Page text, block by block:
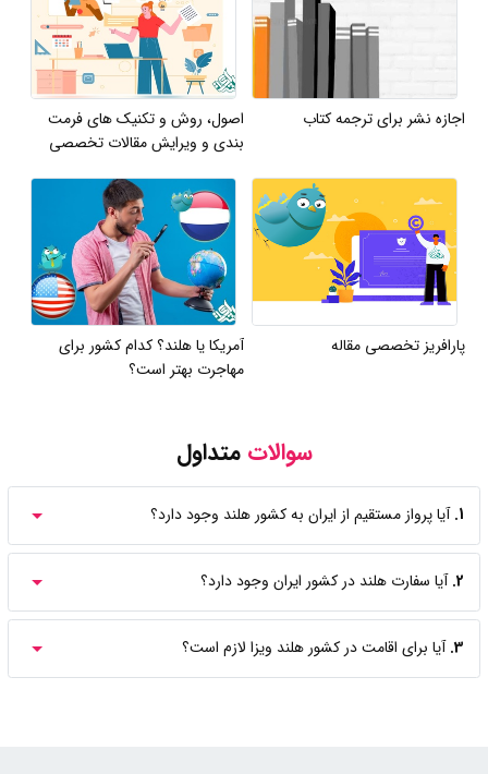
اجازه نشر برای ترجمه کتاب
اصول، روش و تکنیک های فرمت
بندی و ویرایش مقالات تخصصی
پارافریز تخصصی مقاله
آمریکا یا هلند؟ کدام کشور برای
مهاجرت بهتر است؟
سوالاتمتداول
1. آیا پرواز مستقیم از ایران به کشور هلند وجود دارد؟
2. آیا سفارت هلند در کشور ایران وجود دارد؟
3. آیا برای اقامت در کشور هلند ویزا لازم است؟